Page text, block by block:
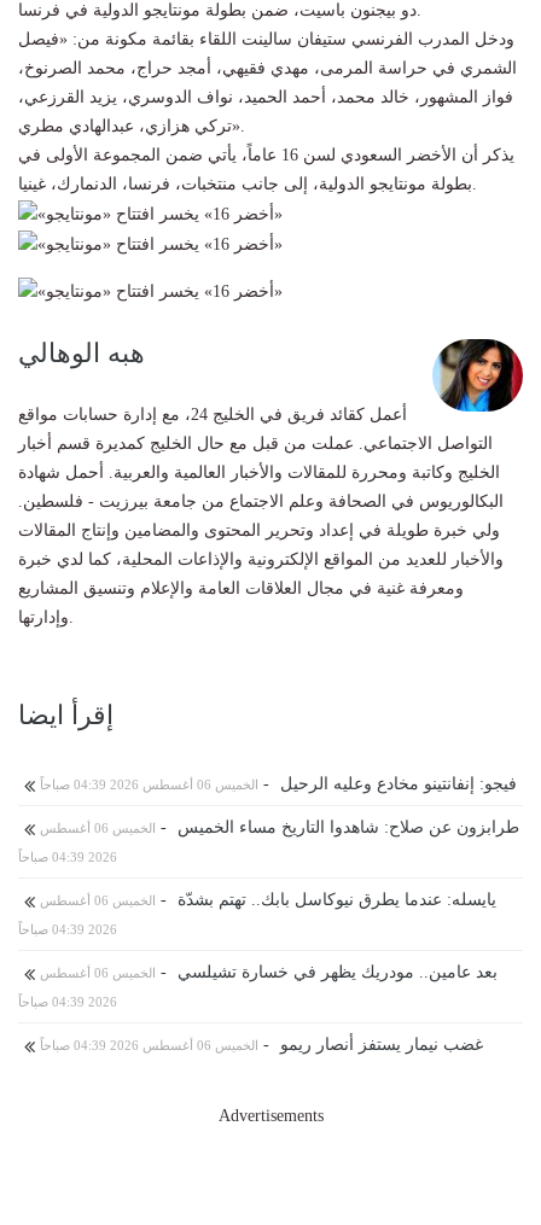
دو بيجنون باسيت، ضمن بطولة مونتايجو الدولية في فرنسا.
ودخل المدرب الفرنسي ستيفان سالينت اللقاء بقائمة مكونة من: «فيصل
الشمري في حراسة المرمى، مهدي فقيهي، أمجد حراج، محمد الصرنوخ،
فواز المشهور، خالد محمد، أحمد الحميد، نواف الدوسري، يزيد القرزعي،
تركي هزازي، عبدالهادي مطري».
يذكر أن الأخضر السعودي لسن 16 عاماً، يأتي ضمن المجموعة الأولى في
بطولة مونتايجو الدولية، إلى جانب منتخبات، فرنسا، الدنمارك، غينيا.
هبه الوهالي
أعمل كقائد فريق في الخليج 24، مع إدارة حسابات مواقع
التواصل الاجتماعي. عملت من قبل مع حال الخليج كمديرة قسم أخبار
الخليج وكاتبة ومحررة للمقالات والأخبار العالمية والعربية. أحمل شهادة
البكالوريوس في الصحافة وعلم الاجتماع من جامعة بيرزيت - فلسطين.
ولي خبرة طويلة في إعداد وتحرير المحتوى والمضامين وإنتاج المقالات
والأخبار للعديد من المواقع الإلكترونية والإذاعات المحلية، كما لدي خبرة
ومعرفة غنية في مجال العلاقات العامة والإعلام وتنسيق المشاريع
وإدارتها.
إقرأ ايضا
فيجو: إنفانتينو مخادع وعليه الرحيل - الخميس 06 أغسطس 2026 04:39 صباحاً
طرابزون عن صلاح: شاهدوا التاريخ مساء الخميس -
الخميس 06 أغسطس
2026 04:39 صباحاً
يايسله: عندما يطرق نيوكاسل بابك.. تهتم بشدّة -
الخميس 06 أغسطس
2026 04:39 صباحاً
بعد عامين.. مودريك يظهر في خسارة تشيلسي -
الخميس 06 أغسطس
2026 04:39 صباحاً
غضب نيمار يستفز أنصار ريمو - الخميس 06 أغسطس 2026 04:39 صباحاً
Advertisements